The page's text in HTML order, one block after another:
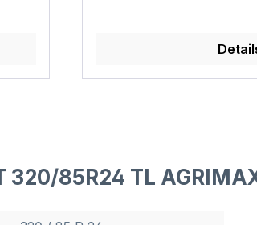
85R24 TL